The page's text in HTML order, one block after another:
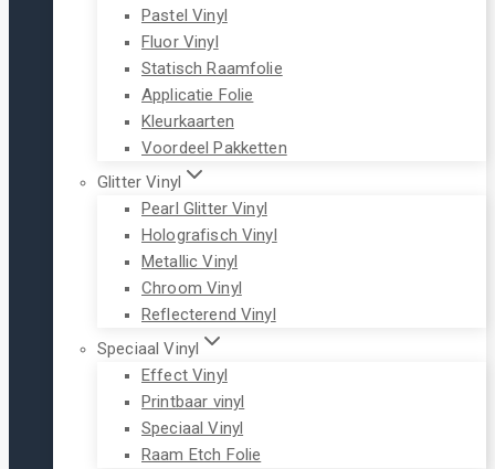
Pastel Vinyl
Fluor Vinyl
Statisch Raamfolie
Applicatie Folie
Kleurkaarten
Voordeel Pakketten
Glitter Vinyl
Pearl Glitter Vinyl
Holografisch Vinyl
Metallic Vinyl
Chroom Vinyl
Reflecterend Vinyl
Speciaal Vinyl
Effect Vinyl
Printbaar vinyl
Speciaal Vinyl
Raam Etch Folie